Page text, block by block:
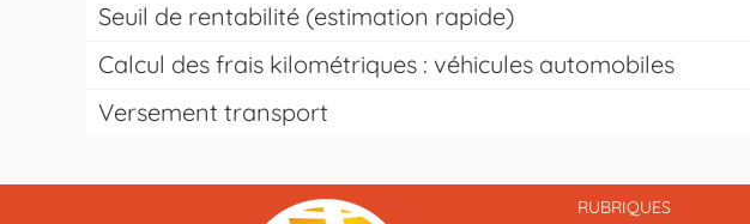
Seuil de rentabilité (estimation rapide)
Calcul des frais kilométriques : véhicules automobiles
Versement transport
RUBRIQUES